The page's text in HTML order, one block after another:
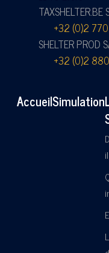
TAXSHELTER.BE
+32 (0)2
SHELTER PROD
+32 (0)2
AccueilSimulation